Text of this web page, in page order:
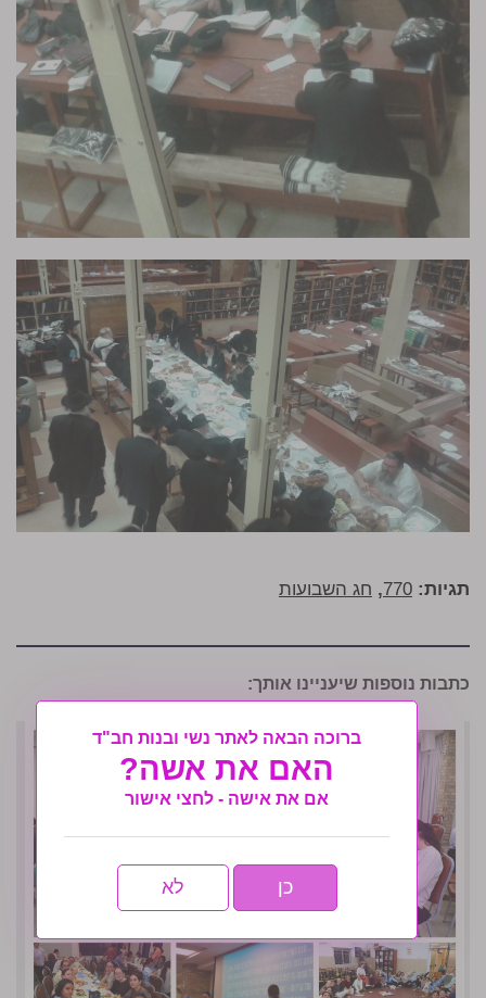
תגיות: 770
, חג השבועות
כתבות נוספות שיעניינו אותך:
ברוכה הבאה לאתר נשי ובנות חב"ד
האם את אשה?
אם את אישה - לחצי אישור
כן לא